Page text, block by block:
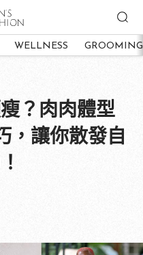
WELLNESS GROOMING
？肉肉體型
，讓你散發自